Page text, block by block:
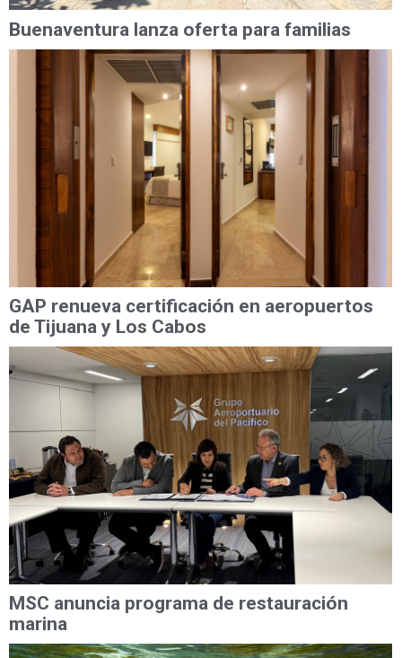
Buenaventura lanza oferta para familias
GAP renueva certificación en aeropuertos
de Tijuana y Los Cabos
MSC anuncia programa de restauración
marina